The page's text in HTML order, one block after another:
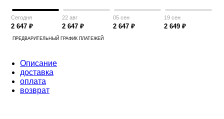
Сегодня
2 647 ₽
22 авг
2 647 ₽
05 сен
2 647 ₽
19 сен
2 649 ₽
ПРЕДВАРИТЕЛЬНЫЙ ГРАФИК ПЛАТЕЖЕЙ
Описание
доставка
оплата
возврат